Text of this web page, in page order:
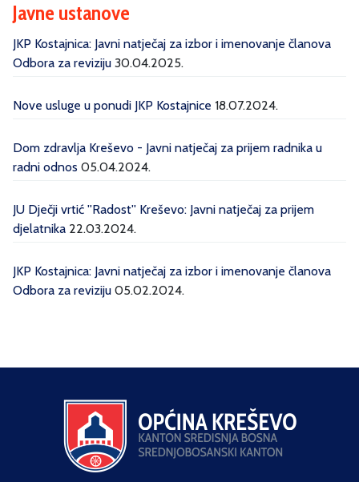
Javne ustanove
JKP Kostajnica: Javni natječaj za izbor i imenovanje članova
Odbora za reviziju 30.04.2025.
Nove usluge u ponudi JKP Kostajnice 18.07.2024.
Dom zdravlja Kreševo - Javni natječaj za prijem radnika u
radni odnos 05.04.2024.
JU Dječji vrtić ''Radost'' Kreševo: Javni natječaj za prijem
djelatnika 22.03.2024.
JKP Kostajnica: Javni natječaj za izbor i imenovanje članova
Odbora za reviziju 05.02.2024.